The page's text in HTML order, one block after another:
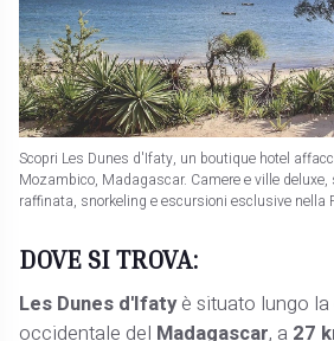
Scopri Les Dunes d'Ifaty, un boutique hotel
Mozambico, Madagascar. Camere e ville
raffinata, snorkeling e escursioni esclusive nella
DOVE SI TROVA:
Les Dunes d'Ifatyè situato lungo la
occidentale del Madagascar, a 27